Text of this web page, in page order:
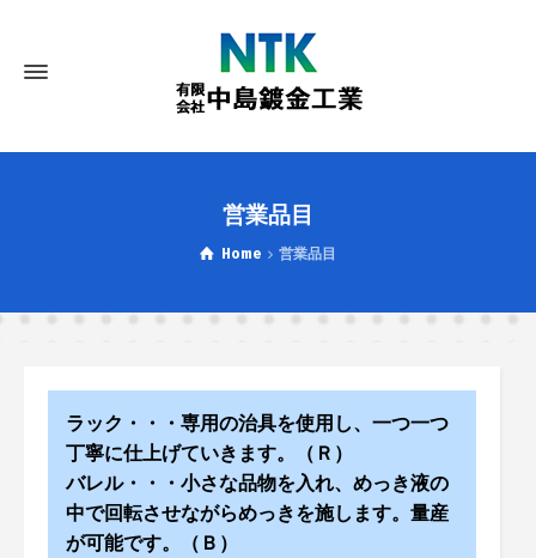
営業品目
Home 営業品目
ラック・・・専用の治具を使用し、一つ一つ
丁寧に仕上げていきます。（Ｒ）
バレル・・・小さな品物を入れ、めっき液の
中で回転させながらめっきを施します。量産
が可能です。（Ｂ）